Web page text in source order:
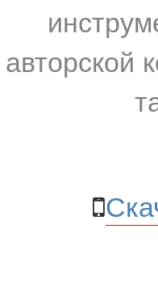
авторской